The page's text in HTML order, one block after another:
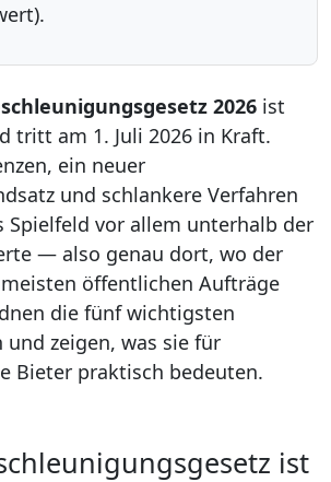
2026 ist
tritt am 1. Juli 2026 in Kraft.
ein neuer
und schlankere Verfahren
Spielfeld vor allem unterhalb der
— also genau dort, wo der
öffentlichen Aufträge
die fünf wichtigsten
zeigen, was sie für
Bieter praktisch bedeuten.
ist